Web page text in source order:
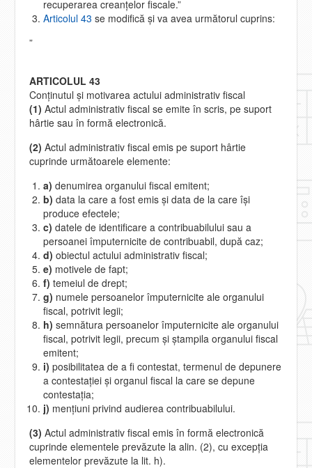
recuperarea creanţelor fiscale.”
Articolul 43 se modifică şi va avea următorul cuprins:
”
ARTICOLUL 43
Conţinutul şi motivarea actului administrativ fiscal
(1) Actul administrativ fiscal se emite în scris, pe suport
hârtie sau în formă electronică.
(2) Actul administrativ fiscal emis pe suport hârtie
cuprinde următoarele elemente:
a) denumirea organului fiscal emitent;
b) data la care a fost emis şi data de la care îşi
produce efectele;
c) datele de identificare a contribuabilului sau a
persoanei împuternicite de contribuabil, după caz;
d) obiectul actului administrativ fiscal;
e) motivele de fapt;
f) temeiul de drept;
g) numele persoanelor împuternicite ale organului
fiscal, potrivit legii;
h) semnătura persoanelor împuternicite ale organului
fiscal, potrivit legii, precum şi ştampila organului fiscal
emitent;
i) posibilitatea de a fi contestat, termenul de depunere
a contestaţiei şi organul fiscal la care se depune
contestaţia;
j) menţiuni privind audierea contribuabilului.
(3) Actul administrativ fiscal emis în formă electronică
cuprinde elementele prevăzute la alin. (2), cu excepţia
elementelor prevăzute la lit. h).